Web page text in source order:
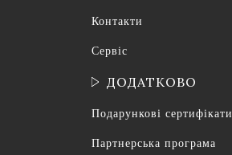
Контакти
Сервіс
ДОДАТКОВО
Подарункові сертифікати
Партнерська програма